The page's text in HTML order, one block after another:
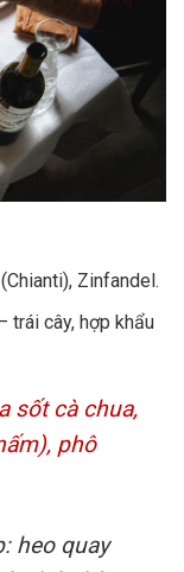
Zinfandel.
trái cây, hợp khẩu
sốt cà chua,
phô
heo quay